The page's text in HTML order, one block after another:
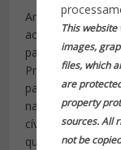
This
images,
files, which
are
property
sources. All
not be
António Costa
aceitou o pedido
passos
Presidente da
partir de que
naturalmente,
cívico, manter-
quem me vier